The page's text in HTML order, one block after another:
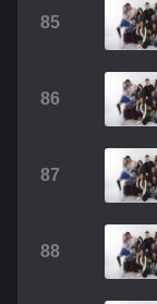
85
86
87
88